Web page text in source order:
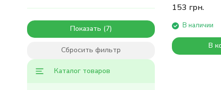
153 грн.
В наличии
В
Показать
Сбросить фильтр
Каталог товаров